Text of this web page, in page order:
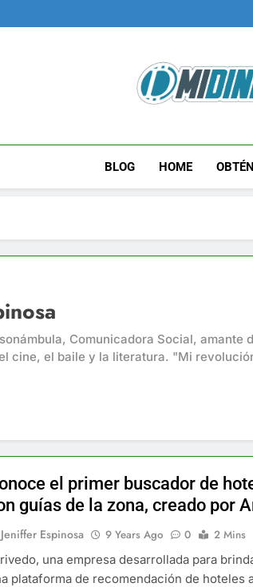
BLOG HOME
Comunicadora Social,
cine, el baile y la literatura. "Mi
el primer buscador de
guías de la zona, creado por
Jeniffer Espinosa 9 Years Ago 0
2 Mins
una empresa desarrollada para
plataforma de recomendación de hoteles